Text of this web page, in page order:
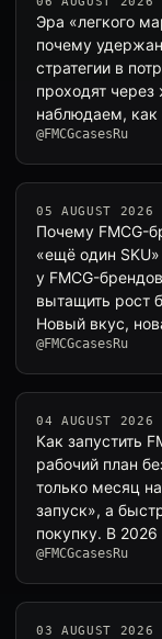
Эра «легкого
почему
стратегии в
проходят
наблюдаем,
@FMCGcasesRu
05 AUGUST 2026
Почему FMCG-
«ещё один
у FMCG-
вытащить рост
Новый вкус,
@FMCGcasesRu
04 AUGUST 2026
Как запустить
рабочий план
только месяц
запуск», а
покупку. В 2026
@FMCGcasesRu
03 AUGUST 2026